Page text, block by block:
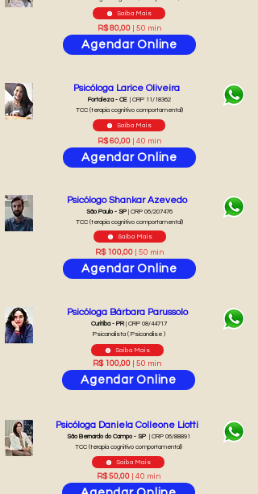
Saiba Mais
Agendar Online
R$ 80,00 | 50 min
Saiba Mais
Psicóloga Larice Oliveira
Agendar Online
R$ 60,00 | 40 min
Fortaleza - CE| CRP 11/18362
TCC (terapia cognitivo comportamental)
Saiba Mais
Psicólogo Shankar Azevedo
Agendar Online
R$ 100,00 | 50 min
São Paulo - SP | CRP 06/207476
TCC (terapia cognitivo comportamental)
Saiba Mais
Psicóloga Bárbara Parussolo
Curitiba - PR| CRP 08/44717
Psicanalista ( Psicanálise )
Agendar Online
R$ 100,00 | 50 min
Saiba Mais
Psicóloga Daniela Colleone Liotti
R$ 50,00 | 40 min
São Bernardo do Campo - SP | CRP 06/88891
TCC (terapia cognitivo comportamental)